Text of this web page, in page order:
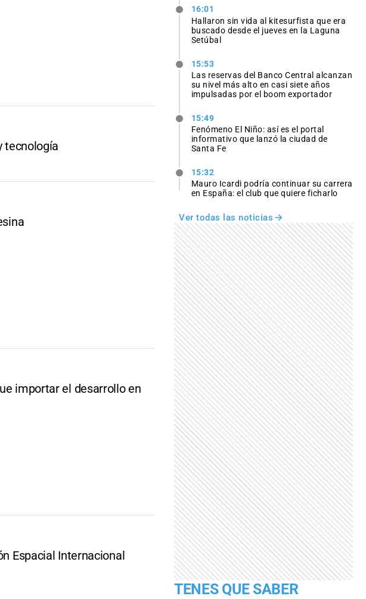
tecnología
importar el desarrollo en
Espacial Internacional
16:01
Hallaron sin vida al kitesurfista que era
buscado desde el jueves en la Laguna
Setúbal
15:53
Las reservas del Banco Central alcanzan
su nivel más alto en casi siete años
impulsadas por el boom exportador
15:49
Fenómeno El Niño: así es el portal
informativo que lanzó la ciudad de
Santa Fe
15:32
Mauro Icardi podría continuar su carrera
en España: el club que quiere ficharlo
Ver todas las noticias
TENES QUE SABER